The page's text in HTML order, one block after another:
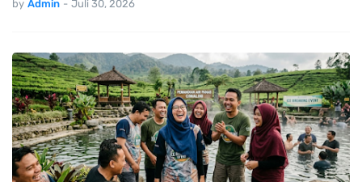
by Admin - Juli 30, 2026